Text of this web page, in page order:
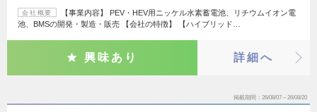
会社概要
【事業内容】 PEV・HEV用ニッケル水素蓄電池、リチウムイオン電
池、BMSの開発・製造・販売 【会社の特徴】 【ハイブリッド…
興味あり 詳細へ
掲載期間 26/08/07～26/08/20